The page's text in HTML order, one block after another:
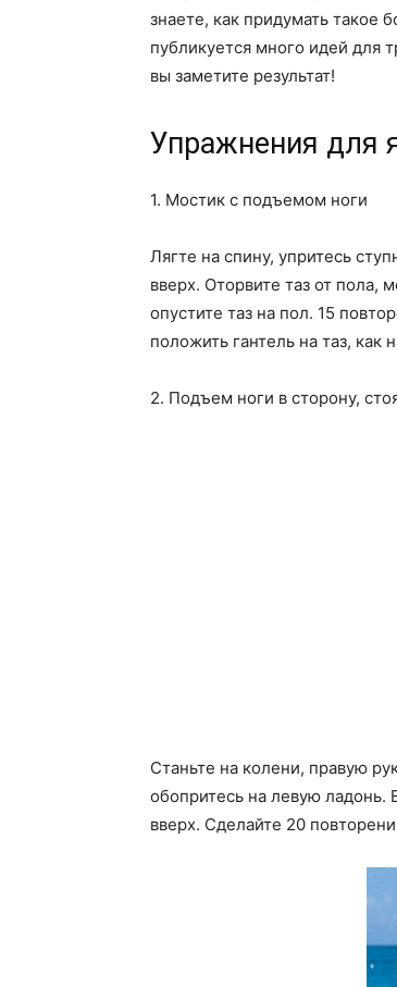
знаете, как придумать
публикуется много идей для
вы заметите результат!
Упражнения для
1. Мостик с подъемом ноги
Лягте на спину, упритесь
вверх. Оторвите таз от пола,
опустите таз на пол. 15
положить гантель на таз, как
2. Подъем ноги в сторону,
Станьте на колени, правую
обопритесь на левую ладонь.
вверх. Сделайте 20